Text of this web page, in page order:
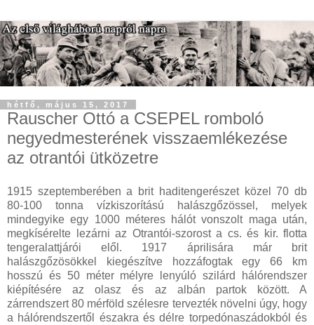
hétfő, május 15, 2017
Rauscher Ottó a CSEPEL romboló
negyedmesterének visszaemlékezése
az otrantói ütközetre
1915 szeptemberében a brit haditengerészet közel 70 db
80-100 tonna vízkiszorítású halászgőzössel, melyek
mindegyike egy 1000 méteres hálót vonszolt maga után,
megkísérelte lezárni az Otrantói-szorost a cs. és kir. flotta
tengeralattjárói elől. 1917 áprilisára már brit
halászgőzösökkel kiegészítve hozzáfogtak egy 66 km
hosszú és 50 méter mélyre lenyúló szilárd hálórendszer
kiépítésére az olasz és az albán partok között. A
zárrendszert 80 mérföld szélesre tervezték növelni úgy, hogy
a hálórendszertől északra és délre torpedónaszádokból és